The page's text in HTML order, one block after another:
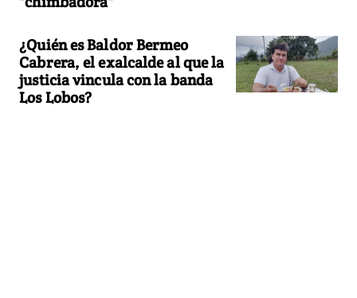
¿Quién es Baldor Bermeo
Cabrera, el exalcalde al que la
justicia vincula con la banda
Los Lobos?